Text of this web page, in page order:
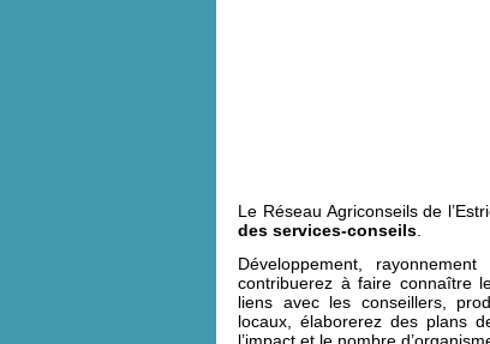
Le Réseau Agriconseils de
des services-conseils
Développement,
contribuerez à faire connaître
liens avec les conseillers,
locaux, élaborerez des plans